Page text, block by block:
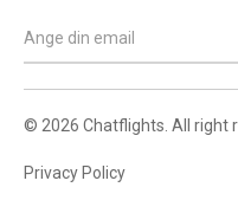
© 2026 Chatflights. All right
Privacy Policy